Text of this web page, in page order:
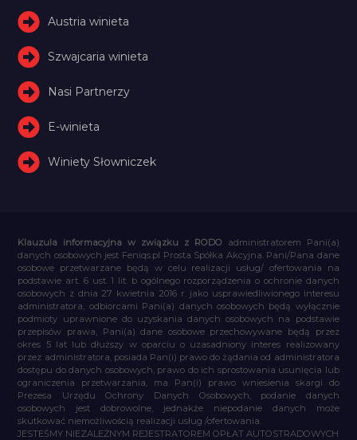
Austria winieta
Szwajcaria winieta
Nasi Partnerzy
E-winieta
Winiety Słowniczek
Klauzula informacyjna w związku z RODO administratorem Pani(a)
danych osobowych jest Feniqs.pl Prosta Spółka Akcyjna. Pani/Pana dane
osobowe przetwarzane będą w celu realizacji usług/ ofertowania na
podstawie art. 6 ust. 1 lit. b ogólnego rozporządzenia o ochronie danych
osobowych z dnia 27 kwietnia 2016 r. jako usprawiedliwionego interesu
administratora, odbiorcami Pani(a) danych osobowych będą wyłącznie
podmioty uprawnione do uzyskania danych osobowych na podstawie
przepisów prawa, Pani(a) dane osobowe przechowywane będą przez
okres 5 lat lub dłuższy w oparciu o uzasadniony interes realizowany
przez administratora, posiada Pan(i) prawo do żądania od administratora
dostępu do danych osobowych, prawo do ich sprostowania usunięcia lub
ograniczenia przetwarzania, ma Pan(i) prawo wniesienia skargi do
Prezesa Urzędu Ochrony Danych Osobowych, podanie danych
osobowych jest dobrowolne, jednakże niepodanie danych może
skutkować niemożliwością realizacji usług /ofertowania.
JESTEŚMY NIEZALEŻNYM REJESTRATOREM OPŁAT AUTOSTRADOWYCH